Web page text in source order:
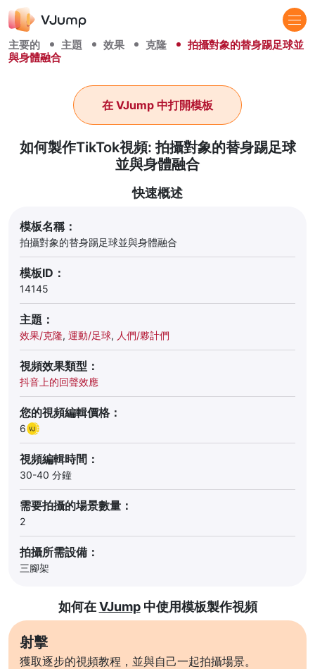
主要的 主題 效果 克隆
拍攝對象的替身踢足球並
與身體融合
如何製作TikTok視頻: 拍攝對象的替身踢足球
並與身體融合
在 VJump 中打開模板
快速概述
模板名稱：
拍攝對象的替身踢足球並與身體融合
模板ID：
14145
主題：
效果/克隆, 運動/足球, 人們/夥計們
視頻效果類型：
抖音上的回聲效應
您的視頻編輯價格：
6
視頻編輯時間：
30-40 分鐘
需要拍攝的場景數量：
2
拍攝所需設備：
三腳架
如何在VJump中使用模板製作視頻
射擊
獲取逐步的視頻教程，並與自己一起拍攝場景。